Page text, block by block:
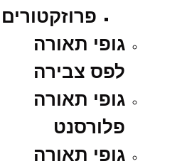
פרוזקטורים
גופי תאורה
לפס צבירה
גופי תאורה
פלורסנט
גופי תאורה